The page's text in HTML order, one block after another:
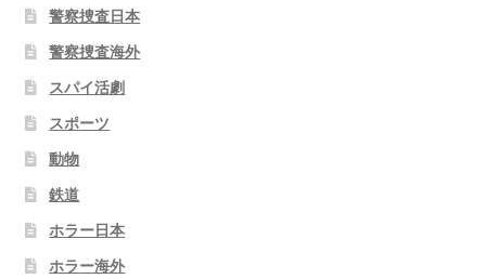
警察捜査日本
警察捜査海外
スパイ活劇
スポーツ
動物
鉄道
ホラー日本
ホラー海外